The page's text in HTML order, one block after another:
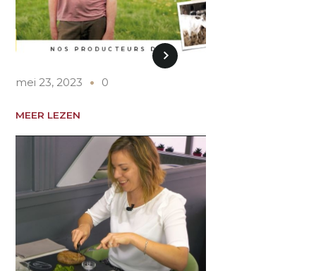
mei 23, 2023 0
MEER LEZEN